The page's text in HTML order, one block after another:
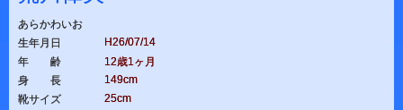
あらかわいお
生年月日
H26/07/14
年 齢
12歳1ヶ月
身 長
149cm
靴サイズ
25cm